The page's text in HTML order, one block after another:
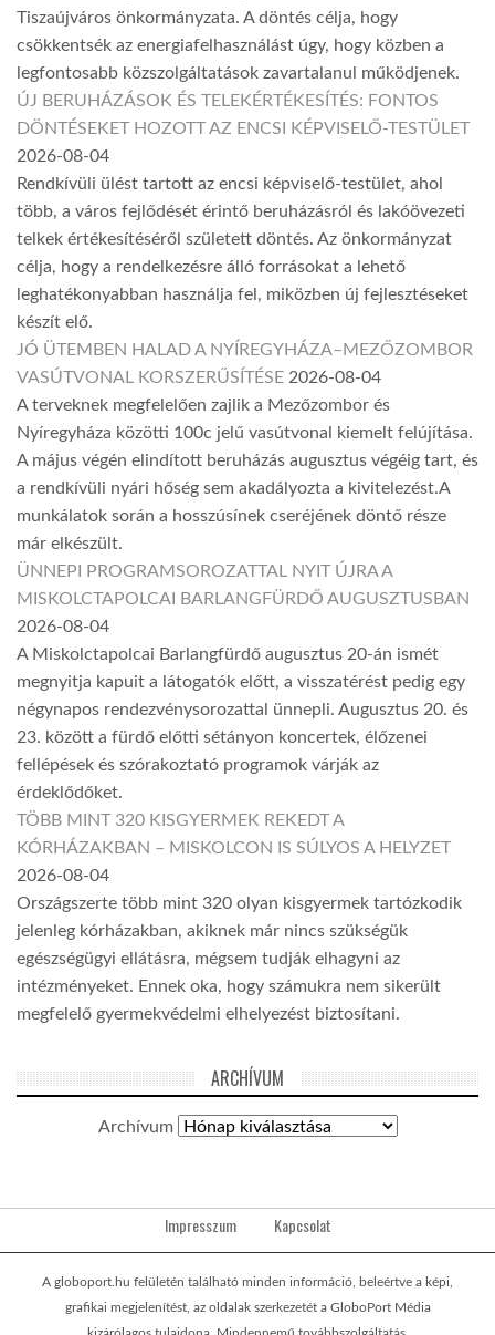
Tiszaújváros önkormányzata. A döntés célja, hogy
csökkentsék az energiafelhasználást úgy, hogy közben a
legfontosabb közszolgáltatások zavartalanul működjenek.
ÚJ BERUHÁZÁSOK ÉS TELEKÉRTÉKESÍTÉS: FONTOS
DÖNTÉSEKET HOZOTT AZ ENCSI KÉPVISELŐ-TESTÜLET
2026-08-04
Rendkívüli ülést tartott az encsi képviselő-testület, ahol
több, a város fejlődését érintő beruházásról és lakóövezeti
telkek értékesítéséről született döntés. Az önkormányzat
célja, hogy a rendelkezésre álló forrásokat a lehető
leghatékonyabban használja fel, miközben új fejlesztéseket
készít elő.
JÓ ÜTEMBEN HALAD A NYÍREGYHÁZA–MEZŐZOMBOR
VASÚTVONAL KORSZERŰSÍTÉSE 2026-08-04
A terveknek megfelelően zajlik a Mezőzombor és
Nyíregyháza közötti 100c jelű vasútvonal kiemelt felújítása.
A május végén elindított beruházás augusztus végéig tart, és
a rendkívüli nyári hőség sem akadályozta a kivitelezést.A
munkálatok során a hosszúsínek cseréjének döntő része
már elkészült.
ÜNNEPI PROGRAMSOROZATTAL NYIT ÚJRA A
MISKOLCTAPOLCAI BARLANGFÜRDŐ AUGUSZTUSBAN
2026-08-04
A Miskolctapolcai Barlangfürdő augusztus 20-án ismét
megnyitja kapuit a látogatók előtt, a visszatérést pedig egy
négynapos rendezvénysorozattal ünnepli. Augusztus 20. és
23. között a fürdő előtti sétányon koncertek, élőzenei
fellépések és szórakoztató programok várják az
érdeklődőket.
TÖBB MINT 320 KISGYERMEK REKEDT A
KÓRHÁZAKBAN – MISKOLCON IS SÚLYOS A HELYZET
2026-08-04
Országszerte több mint 320 olyan kisgyermek tartózkodik
jelenleg kórházakban, akiknek már nincs szükségük
egészségügyi ellátásra, mégsem tudják elhagyni az
intézményeket. Ennek oka, hogy számukra nem sikerült
megfelelő gyermekvédelmi elhelyezést biztosítani.
ARCHÍVUM
Archívum
Impresszum Kapcsolat
A globoport.hu felületén található minden információ, beleértve a képi,
grafikai megjelenítést, az oldalak szerkezetét a GloboPort Média